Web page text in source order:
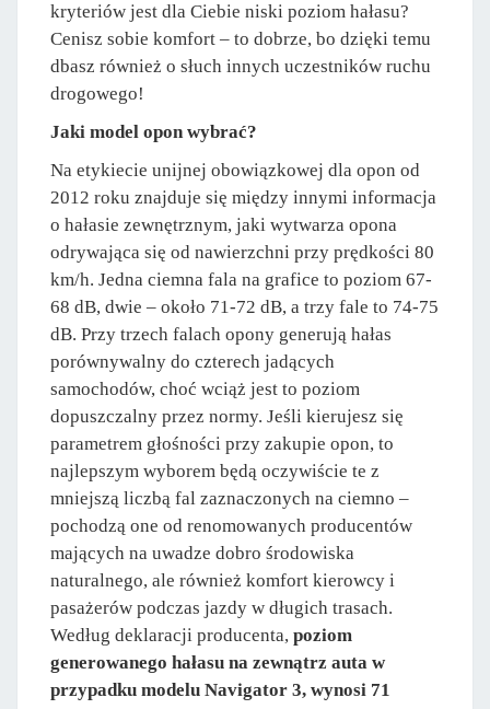
kryteriów jest dla Ciebie niski poziom hałasu?
Cenisz sobie komfort – to dobrze, bo dzięki temu
dbasz również o słuch innych uczestników ruchu
drogowego!
Jaki model opon wybrać?
Na etykiecie unijnej obowiązkowej dla opon od
2012 roku znajduje się między innymi informacja
o hałasie zewnętrznym, jaki wytwarza opona
odrywająca się od nawierzchni przy prędkości 80
km/h. Jedna ciemna fala na grafice to poziom 67-
68 dB, dwie – około 71-72 dB, a trzy fale to 74-75
dB. Przy trzech falach opony generują hałas
porównywalny do czterech jadących
samochodów, choć wciąż jest to poziom
dopuszczalny przez normy. Jeśli kierujesz się
parametrem głośności przy zakupie opon, to
najlepszym wyborem będą oczywiście te z
mniejszą liczbą fal zaznaczonych na ciemno –
pochodzą one od renomowanych producentów
mających na uwadze dobro środowiska
naturalnego, ale również komfort kierowcy i
pasażerów podczas jazdy w długich trasach.
Według deklaracji producenta, poziom
generowanego hałasu na zewnątrz auta w
przypadku modelu Navigator 3, wynosi 71